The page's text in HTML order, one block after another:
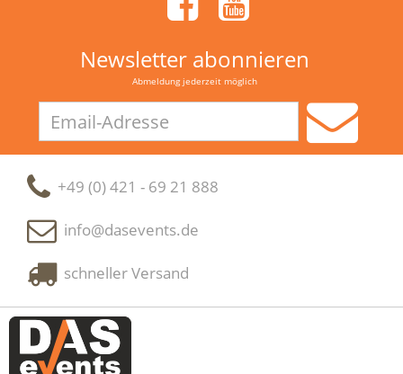
Newsletter abonnieren
Abmeldung jederzeit möglich
Adresse
+49 (0) 421 - 69 21 888
info@dasevents.de
schneller Versand